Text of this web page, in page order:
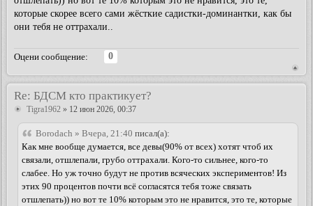
которые скорее всего сами жёсткие садистки-доминантки, как бы
они тебя не оттрахали..
Оцени сообщение:
0
Re: БДСМ кто практикует?
Tigra1962 » 12 июн 2026, 00:37
Borodach » Вчера, 21:40 писал(а):
Как мне вообще думается, все девы(90% от всех) хотят чтоб их
связали, отшлепали, грубо оттрахали. Кого-то сильнее, кого-то
слабее. Но уж точно будут не против всяческих экспериментов! Из
этих 90 процентов почти всё согласятся тебя тоже связать
отшлепать)) но вот те 10% которым это не нравится, это те, которые